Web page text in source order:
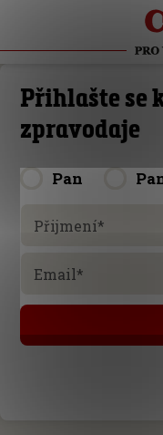
Přihlašte se
zpravodaje
Pan
Přijmení*
Email*